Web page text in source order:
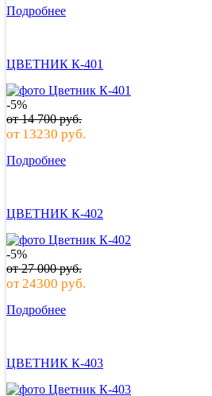
Подробнее
ЦВЕТНИК К-401
-5%
от14 700руб.
от 13230 руб.
Подробнее
ЦВЕТНИК К-402
-5%
от27 000руб.
от24300 руб.
Подробнее
ЦВЕТНИК К-403